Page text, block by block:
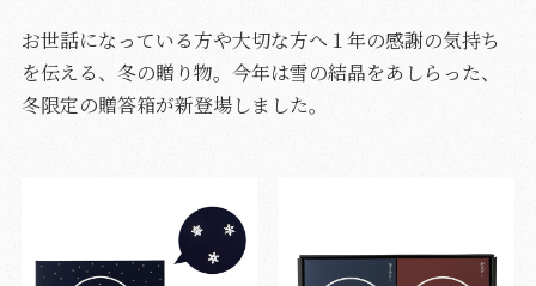
お世話になっている方や大切な方へ１年の感謝の気持ち
を伝える、冬の贈り物。今年は雪の結晶をあしらった、
冬限定の贈答箱が新登場しました。